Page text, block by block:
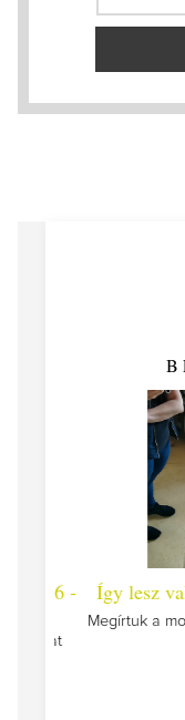
Így lesz valaki
Megírtuk a